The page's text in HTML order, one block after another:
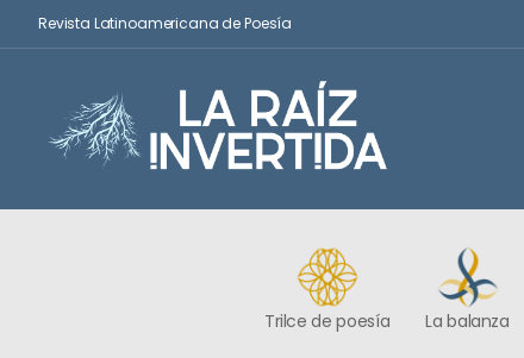
Revista Latinoamericana de Poesía
Trilce de poesía La balanza